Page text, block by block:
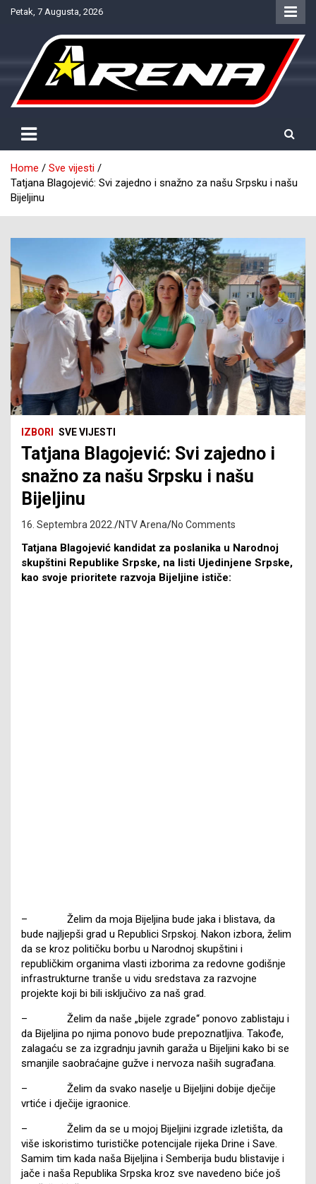
SkipPetak, 7 Augusta, 2026
NTV Arena
Home
Sve vijesti
Tatjana Blagojević: Svi zajedno i snažno za našu Srpsku i našu
Bijeljinu
IZBORI SVE VIJESTI
Tatjana Blagojević: Svi zajedno i
snažno za našu Srpsku i našu
Bijeljinu
16. Septembra 2022. NTV Arena No Comments
Tatjana Blagojević kandidat za poslanika u Narodnoj
skupštini Republike Srpske, na listi Ujedinjene Srpske,
kao svoje prioritete razvoja Bijeljine ističe:
– Želim da moja Bijeljina bude jaka i blistava, da
bude najljepši grad u Republici Srpskoj. Nakon izbora, želim
da se kroz političku borbu u Narodnoj skupštini i
republičkim organima vlasti izborima za redovne godišnje
infrastrukturne tranše u vidu sredstava za razvojne
projekte koji bi bili isključivo za naš grad.
– Želim da naše „bijele zgrade“ ponovo zablistaju i
da Bijeljina po njima ponovo bude prepoznatljiva. Takođe,
zalagaću se za izgradnju javnih garaža u Bijeljini kako bi se
smanjile saobraćajne gužve i nervoza naših sugrađana.
– Želim da svako naselje u Bijeljini dobije dječije
vrtiće i dječije igraonice.
– Želim da se u mojoj Bijeljini izgrade izletišta, da
više iskoristimo turističke potencijale rijeka Drine i Save.
Samim tim kada naša Bijeljina i Semberija budu blistavije i
jače i naša Republika Srpska kroz sve navedeno biće još